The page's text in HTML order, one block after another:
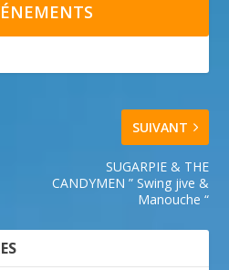
SUIVANT
SUGARPIE & THE
CANDYMEN ” Swing jive &
Manouche “